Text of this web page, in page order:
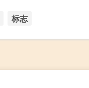
标志